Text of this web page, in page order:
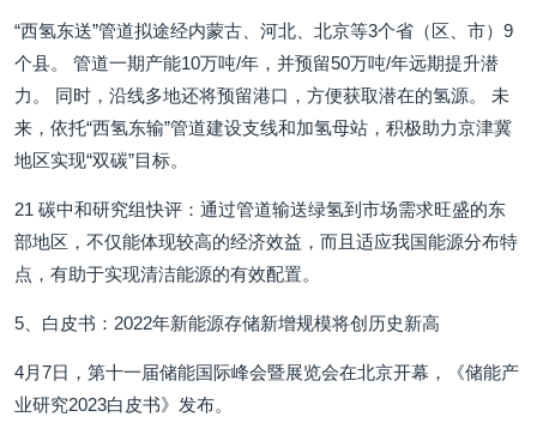
“西氢东送”管道拟途经内蒙古、河北、北京等3个省（区、市）9
个县。 管道一期产能10万吨/年，并预留50万吨/年远期提升潜
力。 同时，沿线多地还将预留港口，方便获取潜在的氢源。 未
来，依托“西氢东输”管道建设支线和加氢母站，积极助力京津冀
地区实现“双碳”目标。
21 碳中和研究组快评：通过管道输送绿氢到市场需求旺盛的东
部地区，不仅能体现较高的经济效益，而且适应我国能源分布特
点，有助于实现清洁能源的有效配置。
5、白皮书：2022年新能源存储新增规模将创历史新高
4月7日，第十一届储能国际峰会暨展览会在北京开幕，《储能产
业研究2023白皮书》发布。